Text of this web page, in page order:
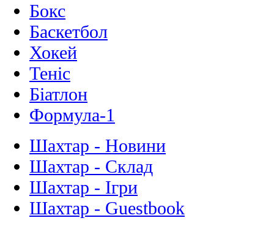
Бокс
Баскетбол
Хокей
Теніс
Біатлон
Формула-1
Шахтар - Новини
Шахтар - Склад
Шахтар - Ігри
Шахтар - Guestbook